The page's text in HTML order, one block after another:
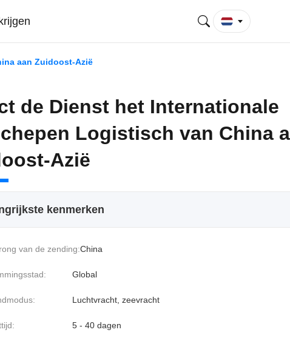
aan Zuidoost-Azië
de Dienst het Internationale
Logistisch van China
Azië
kenmerken
van de zending:China
Global
Luchtvracht, zeevracht
5 - 40 dagen